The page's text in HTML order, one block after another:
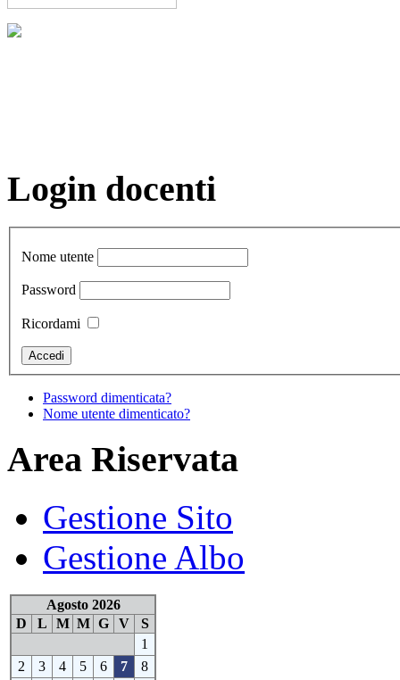
Login docenti
Nome utente
Password
Ricordami
Password dimenticata?
Nome utente dimenticato?
Area Riservata
Gestione Sito
Gestione Albo
Agosto 2026
D
L M M G V
S
1
2
3 4 5 6 7
8